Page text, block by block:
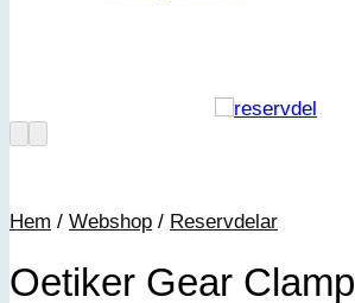
Hem / Webshop / Reservdelar
Oetiker Gear Clamp